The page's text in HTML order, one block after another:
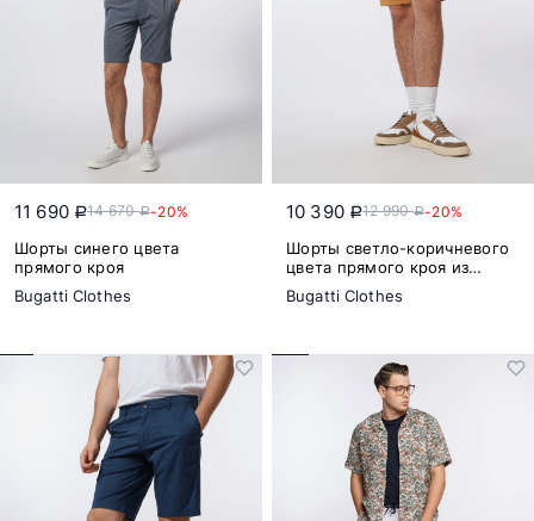
11 690 a14 670a-20%
Шорты синего цвета
прямого кроя
Bugatti Clothes
10 390 a12 990a-20%
Шорты светло-коричневого
цвета прямого кроя из
натурального хлопка
Bugatti Clothes